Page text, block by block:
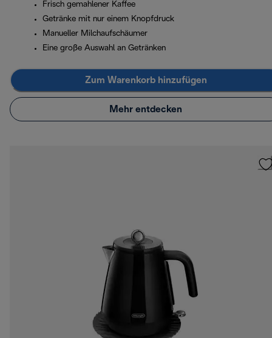
Frisch gemahlener Kaffee
Getränke mit nur einem Knopfdruck
Manueller Milchaufschäumer
Eine große Auswahl an Getränken
Zum Warenkorb hinzufügen
Mehr entdecken